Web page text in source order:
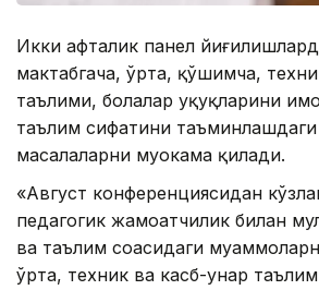
Икки ҳафталик панел
мактабгача, ўрта, қўшимча,
таълими, болалар ҳуқуқларини
таълим сифатини таъминлашдаги
масалаларни муҳокама қилади.
«Август конференциясидан
педагогик жамоатчилик билан
ва таълим соҳасидаги
ўрта, техник ва касб-ҳунар